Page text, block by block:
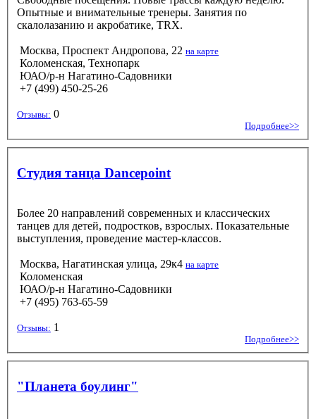
Опытные и внимательные тренеры. Занятия по
скалолазанию и акробатике, TRX.
Москва, Проспект Андропова, 22 на карте
Коломенская, Технопарк
ЮАО/р-н Нагатино-Садовники
+7 (499) 450-25-26
Отзывы: 0
Подробнее>>
Студия танца Dancepoint
Более 20 направлений современных и классических
танцев для детей, подростков, взрослых. Показательные
выступления, проведение мастер-классов.
Москва, Нагатинская улица, 29к4 на карте
Коломенская
ЮАО/р-н Нагатино-Садовники
+7 (495) 763-65-59
Отзывы: 1
Подробнее>>
"Планета боулинг"